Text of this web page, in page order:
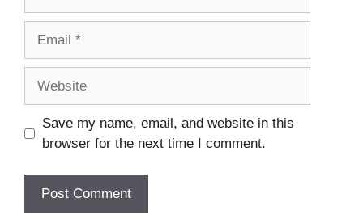
Save my name, email, and website in this
browser for the next time I comment.